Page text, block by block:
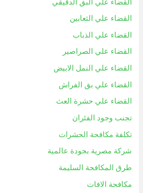
القضاء علي البق الدقيقي
القضاء علي الثعابين
القضاء علي الذباب
القضاء علي الصراصير
القضاء علي النمل الابيض
القضاء علي بق الفراش
القضاء علي حشرة العث
تجنب وجود الفئران
تكلفة مكافحة الحشرات
شركة مصرية بجودة عالمية
طرق المكافحة السليمة
مكافحة الافات